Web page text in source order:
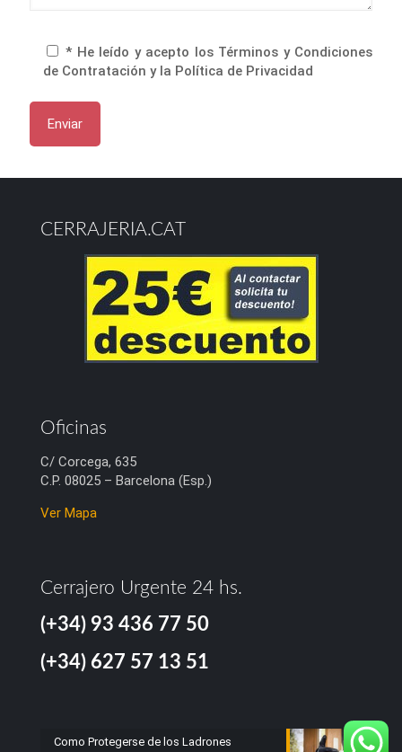
* He leído y acepto los Términos y Condiciones
de Contratación y la Política de Privacidad
CERRAJERIA.CAT
Oficinas
C/ Corcega, 635
C.P. 08025 – Barcelona (Esp.)
Ver Mapa
Cerrajero Urgente 24 hs.
(+34) 93 436 77 50
(+34) 627 57 13 51
Como Protegerse de los Ladrones